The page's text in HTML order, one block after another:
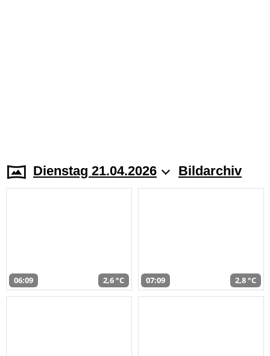
Dienstag 21.04.2026 Bildarchiv
06:09 2,6 °C 07:09 2,8 °C